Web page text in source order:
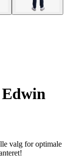
valg for optimale